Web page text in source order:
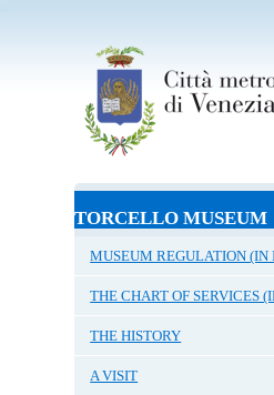
TORCELLO MUSEUM
MUSEUM REGULATION (IN
THE CHART OF SERVICES
THE HISTORY
A VISIT